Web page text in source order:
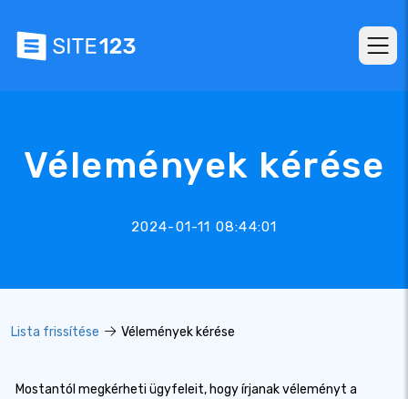
Vélemények kérése
2024-01-11 08:44:01
Lista frissítése Vélemények kérése
Mostantól megkérheti ügyfeleit, hogy írjanak véleményt a